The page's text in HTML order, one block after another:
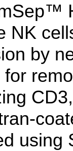
NK
by
using